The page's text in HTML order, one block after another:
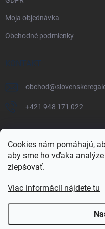
Cookies nám pomáhajú,
aby sme ho vďaka
zlepšovať.
Viac informácií nájdete tu
Moja objednávka
Obchodné podmienky
KONTAKT
obchod@
+421 948 171 022
Najnakup.sk